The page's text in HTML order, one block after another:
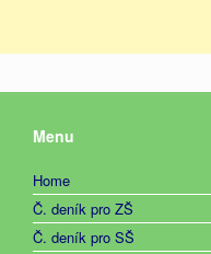
Menu
Home
Č. deník pro ZŠ
Č. deník pro SŠ